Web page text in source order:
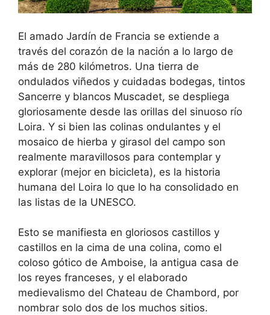
El amado Jardín de Francia se extiende a
través del corazón de la nación a lo largo de
más de 280 kilómetros. Una tierra de
ondulados viñedos y cuidadas bodegas, tintos
Sancerre y blancos Muscadet, se despliega
gloriosamente desde las orillas del sinuoso río
Loira. Y si bien las colinas ondulantes y el
mosaico de hierba y girasol del campo son
realmente maravillosos para contemplar y
explorar (mejor en bicicleta), es la historia
humana del Loira lo que lo ha consolidado en
las listas de la UNESCO.
Esto se manifiesta en gloriosos castillos y
castillos en la cima de una colina, como el
coloso gótico de Amboise, la antigua casa de
los reyes franceses, y el elaborado
medievalismo del Chateau de Chambord, por
nombrar solo dos de los muchos sitios.